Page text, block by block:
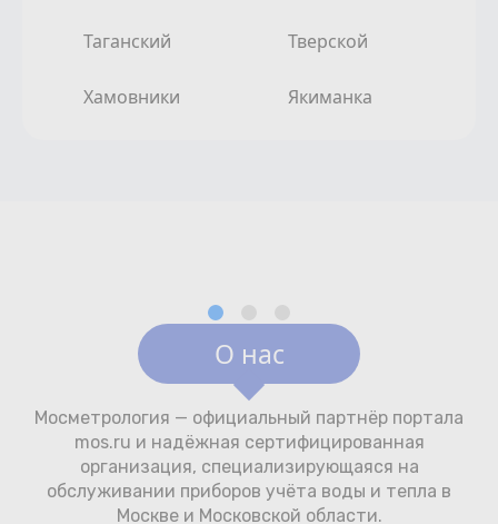
Таганский Тверской
Хамовники Якиманка
О нас
Мосметрология — официальный партнёр портала
mos.ru и надёжная сертифицированная
организация, специализирующаяся на
обслуживании приборов учёта воды и тепла в
Москве и Московской области.